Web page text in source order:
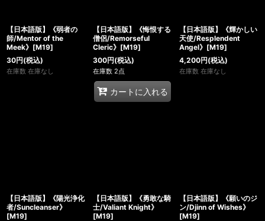
【日本語版】《弱者の
師/Mentor of the
Meek》[M19]
30円(税込)
在庫数 在庫なし
【日本語版】《悔恨する
僧侶/Remorseful
Cleric》[M19]
300円(税込)
在庫数 2点
カートに入れる
【日本語版】《輝かしい
天使/Resplendent
Angel》[M19]
4,200円(税込)
在庫数 在庫なし
【日本語版】《陽光浄化
者/Suncleanser》
[M19]
【日本語版】《勇敢な騎
士/Valiant Knight》
[M19]
【日本語版】《願いのジ
ン/Djinn of Wishes》
[M19]